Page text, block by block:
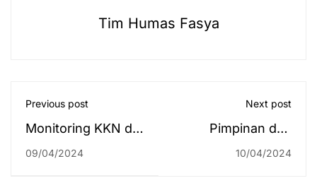
Tim Humas Fasya
Previous post
Monitoring KKN di
Bulan Ramadhan
09/04/2024
Next post
Pimpinan dan
Karyawan UIN
10/04/2024